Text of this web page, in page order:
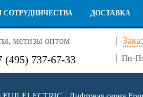
СОТРУДНИЧЕСТВА ДОСТАВКА
метизы оптом
(495) 737-67-33 Пн-